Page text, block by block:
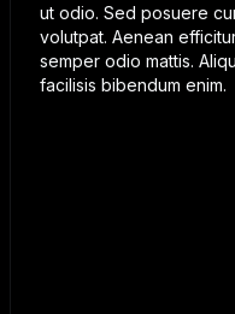
ut odio. Sed posuere
volutpat. Aenean
semper odio mattis.
facilisis bibendum enim.